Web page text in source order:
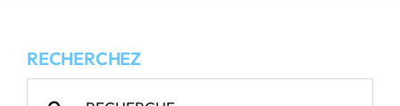
Les victimes
RECHERCHEZ